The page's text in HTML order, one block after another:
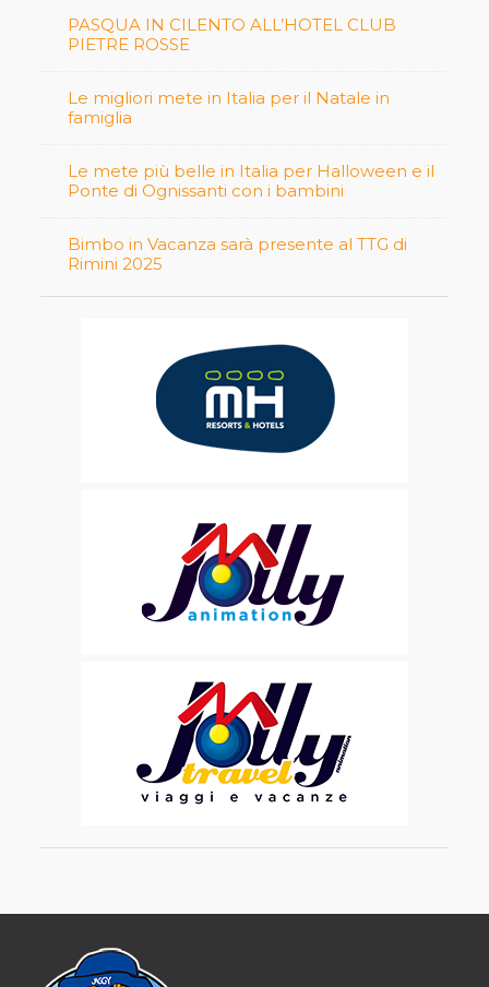
PASQUA IN CILENTO ALL’HOTEL CLUB
PIETRE ROSSE
Le migliori mete in Italia per il Natale in
famiglia
Le mete più belle in Italia per Halloween e il
Ponte di Ognissanti con i bambini
Bimbo in Vacanza sarà presente al TTG di
Rimini 2025